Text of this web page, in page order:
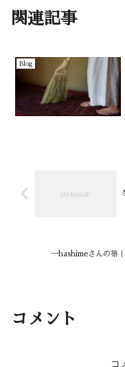
関連記事
Blog
一hashimeさんの箒
コメント
コ